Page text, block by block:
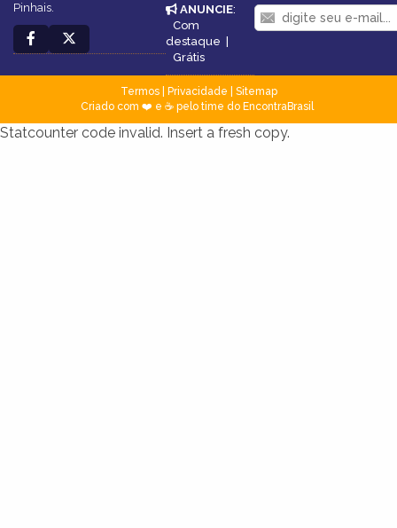
Pinhais.
ANUNCIE:
Com
destaque
Grátis
Termos| Privacidade
Sitemap
Criado com ❤️ e ☕ pelo time do EncontraBrasil
Statcounter code invalid. Insert a fresh copy.